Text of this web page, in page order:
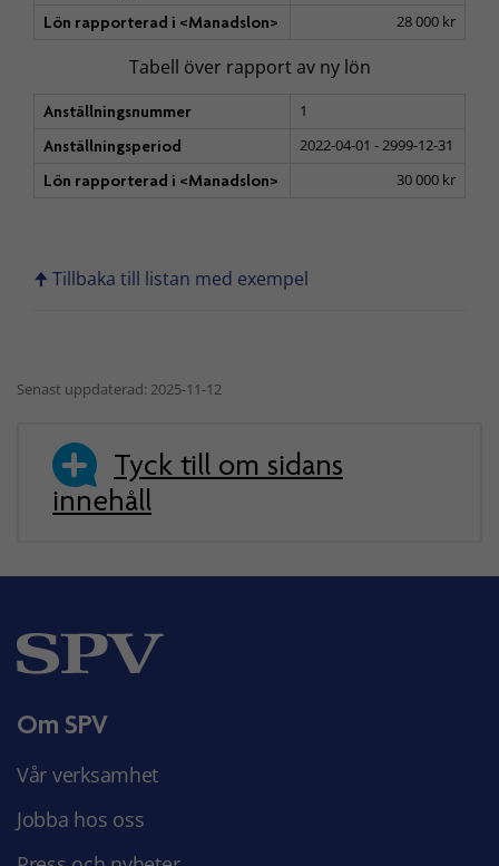
Lön rapporterad i <Manadslon>
28 000 kr
Tabell över rapport av ny lön
Anställningsnummer
1
Anställningsperiod
2022-04-01 - 2999-12-31
Lön rapporterad i <Manadslon>
30 000 kr
🠉 Tillbaka till listan med exempel
Senast uppdaterad: 2025-11-12
Tyck till om sidans
innehåll
Om SPV
Vår verksamhet
Jobba hos oss